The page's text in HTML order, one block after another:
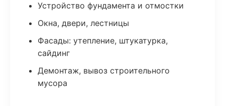
Устройство фундамента и отмостки
Окна, двери, лестницы
Фасады: утепление, штукатурка,
сайдинг
Демонтаж, вывоз строительного
мусора